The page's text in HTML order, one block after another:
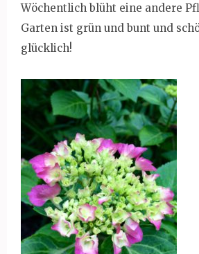
Wöchentlich blüht eine andere
Garten ist grün und bunt und
glücklich!